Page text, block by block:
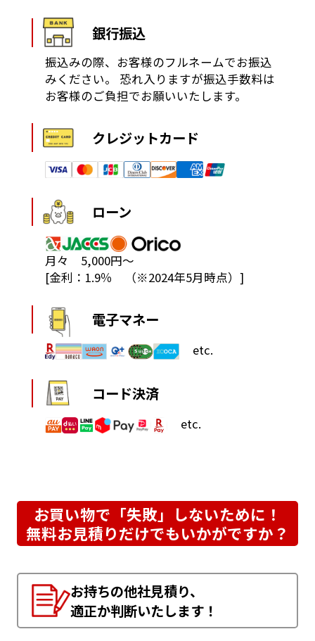
銀行振込
振込みの際、お客様のフルネームでお振込
みください。
恐れ入りますが振込手数料は
お客様のご負担でお願いいたします。
クレジットカード
ローン
月々 5,000円～
[金利：1.9％ （※2024年5月時点）]
電子マネー
etc.
コード決済
etc.
お買い物で「失敗」しないために！
無料お見積りだけでもいかがですか？
お持ちの他社見積り、
適正か判断いたします！